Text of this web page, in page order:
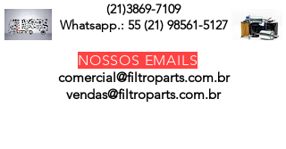
(21)3869-7109
Whatsapp.: 55 (21) 98561-5127
NOSSOS EMAILS
comercial@filtroparts.com.br
vendas@filtroparts.com.br